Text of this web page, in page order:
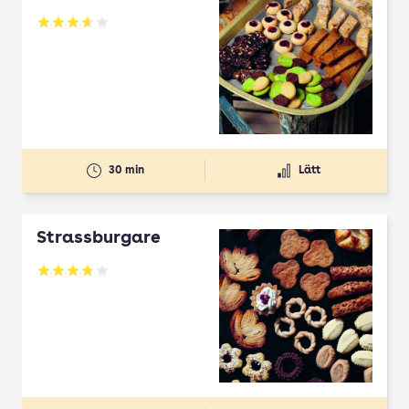
Betyg: 3.65 av 5
30 min Lätt
Strassburgare
Betyg: 3.78 av 5